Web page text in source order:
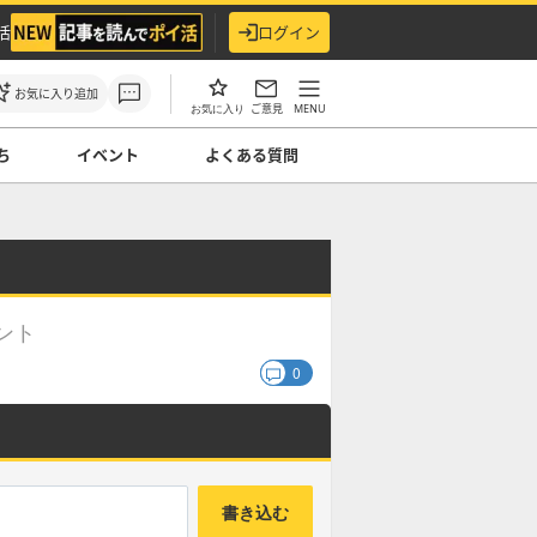
ログイン
お気に入り追加
お気に入り ご意見 MENU
イベント よくある質問
ト
0
書き込む